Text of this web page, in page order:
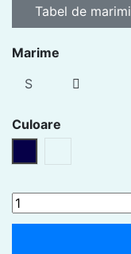
Tabel de marimi
Marime
Culoare